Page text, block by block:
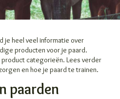
je heel veel informatie over
producten voor je paard.
product categorieën. Lees verder
en hoe je paard te trainen.
paarden